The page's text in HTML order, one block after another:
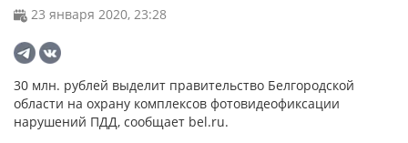
23 января 2020, 23:28
30 млн. рублей выделит правительство Белгородской
области на охрану комплексов фотовидеофиксации
нарушений ПДД, сообщает bel.ru.